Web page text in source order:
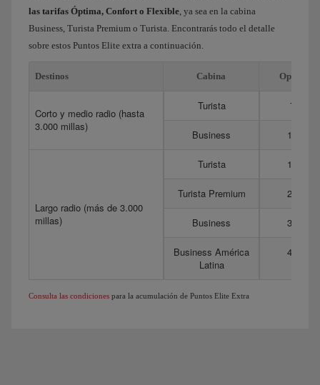
las tarifas Óptima, Confort o Flexible , ya sea en la cabina
Business, Turista Premium o Turista. Encontrarás todo el detalle
sobre estos Puntos Elite extra a continuación.
Destinos Cabina Optima
Corto y medio radio (hasta
3.000 millas)
Turista 75
Business 175
Largo radio (más de 3.000
millas)
Turista 150
Turista Premium 275
Business 350
Business América
Latina
450
Consulta las condiciones para la acumulación de Puntos Elite Extra